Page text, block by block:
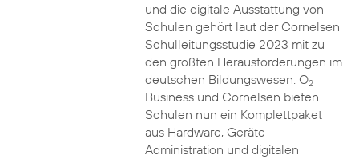
und die digitale Ausstattung von
Schulen gehört laut der Cornelsen
Schulleitungsstudie 2023 mit zu
den größten Herausforderungen im
deutschen Bildungswesen. O2
Business und Cornelsen bieten
Schulen nun ein Komplettpaket
aus Hardware, Geräte-
Administration und digitalen